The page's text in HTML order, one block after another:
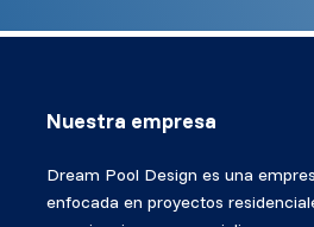
Nuestra empresa
Dream Pool Design es una
enfocada en proyectos